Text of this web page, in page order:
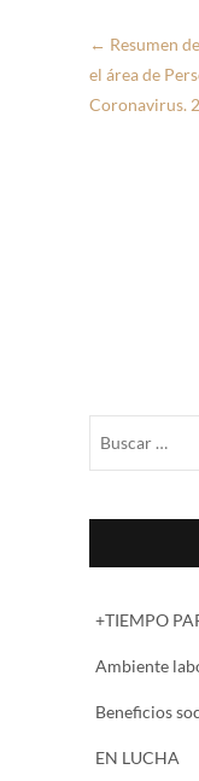
← Resumen
el área de
Coronavirus.
+TIEMPO
Ambiente
Beneficios
EN LUCHA